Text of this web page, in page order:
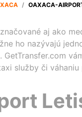
/ OAXACA-
aj ako
ho nazývajú
služby či